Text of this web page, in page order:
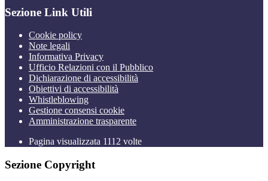
Sezione Link Utili
Cookie policy
Note legali
Informativa Privacy
Ufficio Relazioni con il Pubblico
Dichiarazione di accessibilità
Obiettivi di accessibilità
Whistleblowing
Gestione consensi cookie
Amministrazione trasparente
Pagina visualizzata 1112 volte
Sezione Copyright